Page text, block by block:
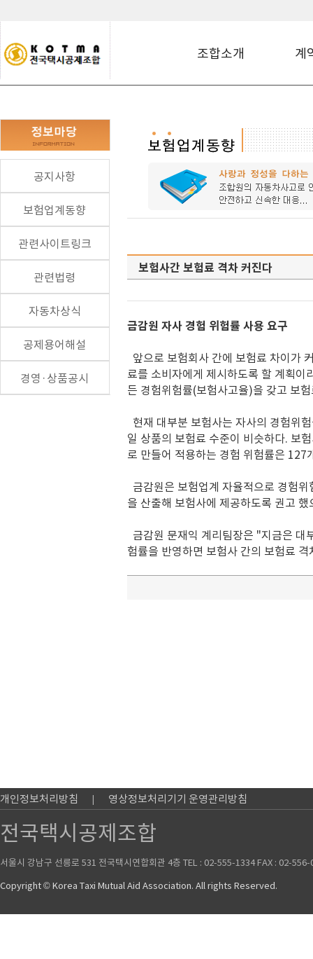
조합소개 계
공지사항
보험업계동향
관련사이트링크
관련법령
자동차상식
공제용어해설
경영·상품공시
보험사간 보험료 격차 커진다
금감원 자사 경험 위험률 사용 요구
앞으로 보험회사 간에 보험료 차이가
료를 소비자에게 제시하도록 할 계획
든 경험위험률(보험사고율)을 갖고 보
현재 대부분 보험사는 자사의 경험위
일 상품의 보험료 수준이 비슷하다. 보
로 만들어 적용하는 경험 위험률은 127
금감원은 보험업계 자율적으로 경험
을 산출해 보험사에 제공하도록 권고
금감원 문재익 계리팀장은 "지금은 대
험률을 반영하면 보험사 간의 보험료
개인정보처리방침 영상정보처리기기 운영관리방침
전국택시공제조합
서울시 강남구 선릉로 531 전국택시연합회관 4층 TEL : 02-555-1334 FAX : 02-
Copyright © Korea Taxi Mutual Aid Association. All rights Reserved.